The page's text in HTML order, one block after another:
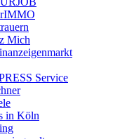
Mich
Service
in Köln